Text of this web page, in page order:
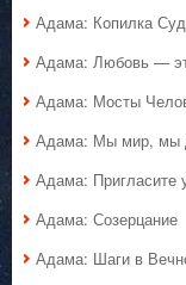
Адама: Копилка
Адама: Любовь —
Адама: Мосты
Адама: Мы мир, мы
Адама: Пригласите
Адама: Созерцание
Адама: Шаги в